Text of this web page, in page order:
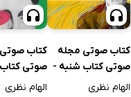
کتاب صوتی مجله
صوتی کتاب شنبه -
شماره چهار
الهام نظری
کتاب
صوتی
شماره پنج
الهام نظری